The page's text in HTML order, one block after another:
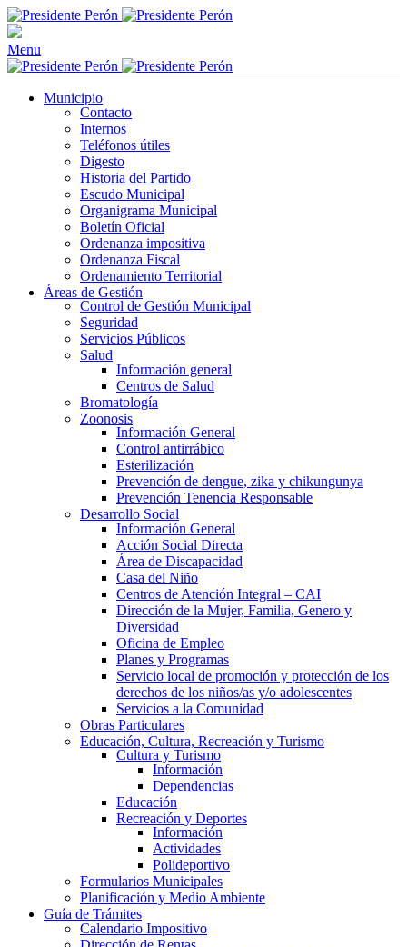
Menu
Municipio
Contacto
Internos
Teléfonos útiles
Digesto
Historia del Partido
Escudo Municipal
Organigrama Municipal
Boletín Oficial
Ordenanza impositiva
Ordenanza Fiscal
Ordenamiento Territorial
Áreas de Gestión
Control de Gestión Municipal
Seguridad
Servicios Públicos
Salud
Información general
Centros de Salud
Bromatología
Zoonosis
Información General
Control antirrábico
Esterilización
Prevención de dengue, zika y chikungunya
Prevención Tenencia Responsable
Desarrollo Social
Información General
Acción Social Directa
Área de Discapacidad
Casa del Niño
Centros de Atención Integral – CAI
Dirección de la Mujer, Familia, Genero y
Diversidad
Oficina de Empleo
Planes y Programas
Servicio local de promoción y protección de los
derechos de los niños/as y/o adolescentes
Servicios a la Comunidad
Obras Particulares
Educación, Cultura, Recreación y Turismo
Cultura y Turismo
Información
Dependencias
Educación
Recreación y Deportes
Información
Actividades
Polideportivo
Formularios Municipales
Planificación y Medio Ambiente
Guía de Trámites
Calendario Impositivo